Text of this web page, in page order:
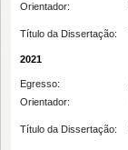
Orientador:
Título da Dissertação:
2021
Egresso:
Orientador:
Título da Dissertação: